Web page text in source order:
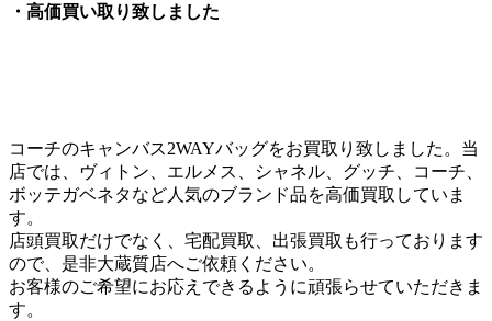
・高価買い取り致しました
コーチのキャンバス2WAYバッグをお買取り致しました。当
店では、ヴィトン、エルメス、シャネル、グッチ、コーチ、
ボッテガベネタなど人気のブランド品を高価買取していま
す。
店頭買取だけでなく、宅配買取、出張買取も行っております
ので、是非大蔵質店へご依頼ください。
お客様のご希望にお応えできるように頑張らせていただきま
す。